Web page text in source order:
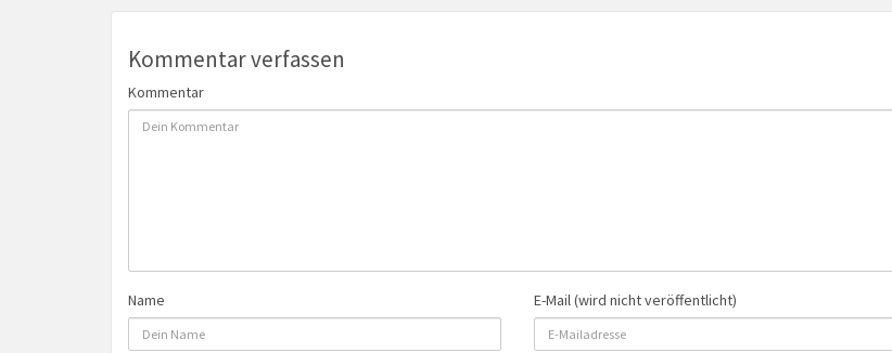
Kommentar verfassen
Kommentar
Name E-Mail (wird nicht veröffentlicht)